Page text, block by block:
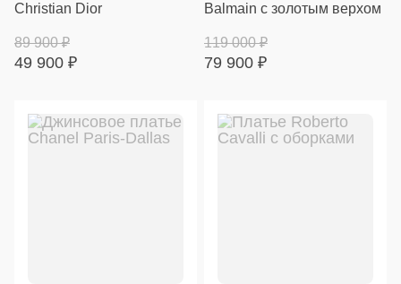
Christian Dior
49 900 ₽
89 900₽
Balmain с золотым верхом
79 900 ₽
119 000₽